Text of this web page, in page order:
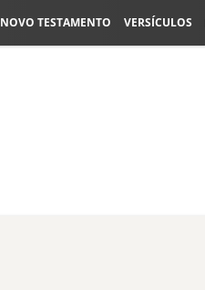
NOVO TESTAMENTO VERSÍCULOS